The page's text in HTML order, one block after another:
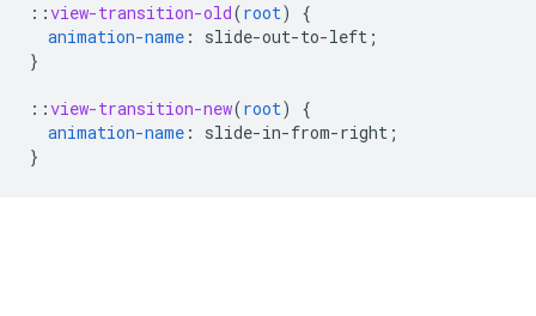
::view-transition-old(root)
{
animation-name : slide-out-to-left ;
}
::view-transition-new(root)
{
animation-name : slide-in-from-right ;
}